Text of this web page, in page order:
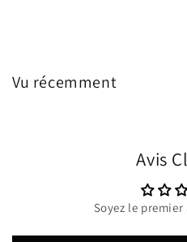
Vu récemment
Avis
Soyez le